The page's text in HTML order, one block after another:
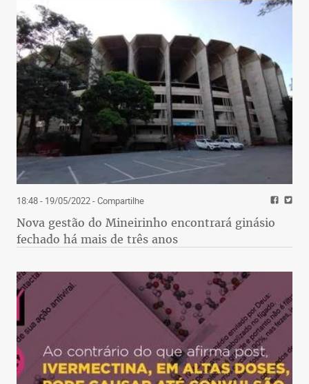
18:48 - 19/05/2022- Compartilhe
Nova gestão do Mineirinho encontrará ginásio
fechado há mais de três anos